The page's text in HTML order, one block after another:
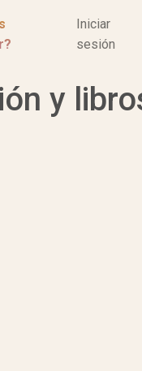
Iniciar
sesión
y